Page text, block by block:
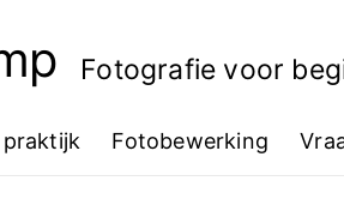
Fotografie voor
Fotobewerking